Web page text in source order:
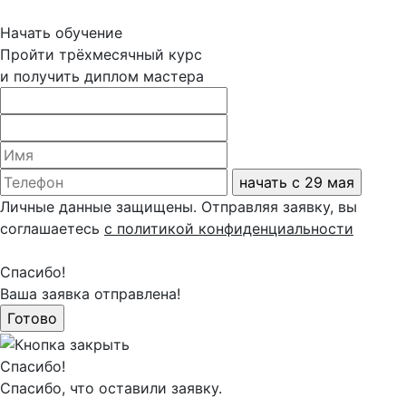
Начать обучение
Пройти трёхмесячный курс
и получить диплом мастера
Личные данные защищены. Отправляя заявку, вы
соглашаетесь с политикой конфиденциальности
Спасибо!
Ваша заявка отправлена!
Спасибо!
Спасибо, что оставили заявку.